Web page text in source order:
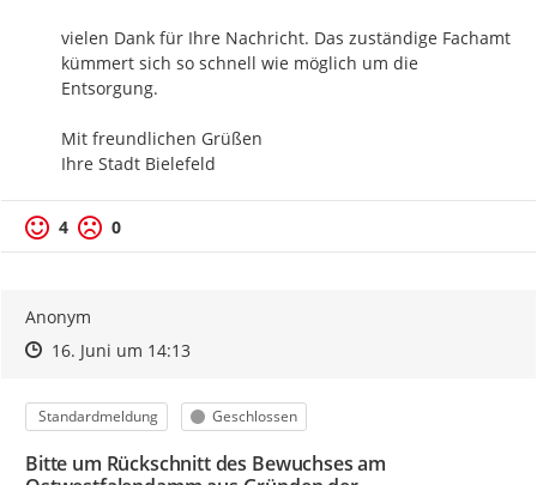
vielen Dank für Ihre Nachricht. Das zuständige Fachamt
kümmert sich so schnell wie möglich um die
Entsorgung.
Mit freundlichen Grüßen
Ihre Stadt Bielefeld
4 0
Anonym
Zeitpunkt des Erstellens
Zeitpunkt des Erstellens
16. Juni um 14:13Zur Äußerung
Kategorie
Standardmeldung Status
Geschlossen
Bitte um Rückschnitt des Bewuchses am